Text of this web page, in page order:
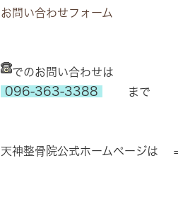
お問い合わせフォーム
でのお問い合わせは
096-363-3388 まで
天神整骨院公式ホームページ